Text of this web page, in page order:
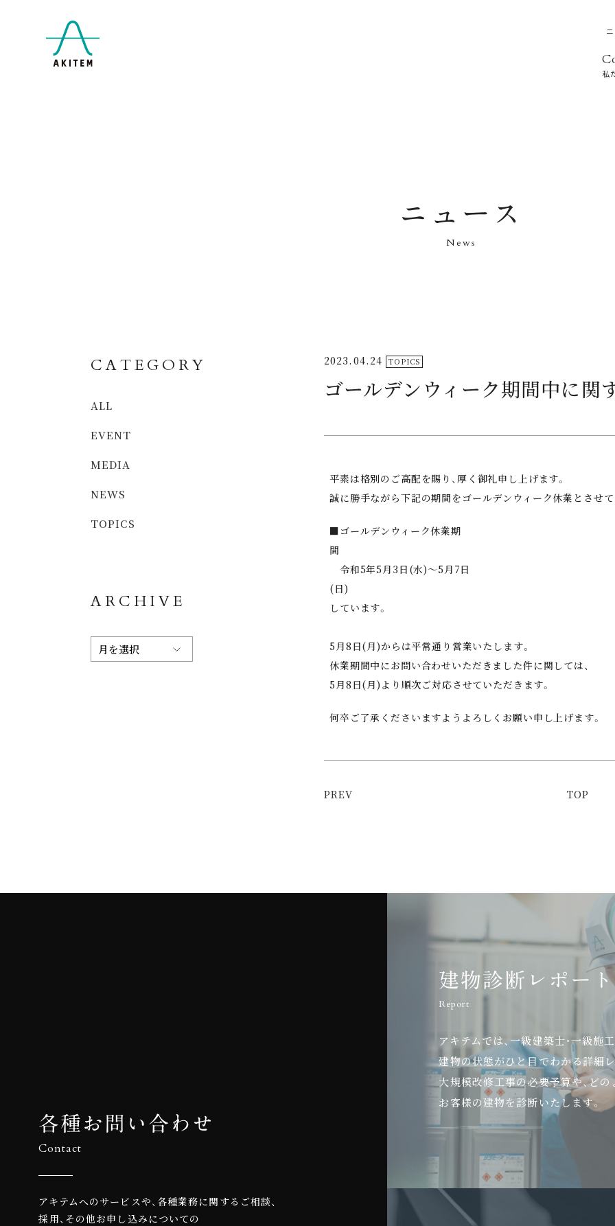
私
ニュース
News
CATEGORY
ALL
EVENT
MEDIA
NEWS
TOPICS
ARCHIVE
2023.04.24 TOPICS
ゴールデンウィーク期間中に関
平素は格別のご高配を賜り、厚く御礼申し上げます。
誠に勝手ながら下記の期間をゴールデンウィーク休
■ゴールデンウィーク休業期
令和5年5月3日(水)～5月7日
(日) ※暦通りの
していま
5月8日(月)からは平常通り営業いたします。
休業期間中にお問い合わせいただきました件に関しては、
5月8日(月)より順次ご対応させていただきます。
何卒ご了承くださいますようよろしくお願い申し上げます。
PREV TOP
各種お問い合わせ
Contact
アキテムへのサービスや、各種業務に関するご相談、
採用、その他お申し込みについての
建物診断レポート
Report
アキテムでは、一級建築士・一級
建物の状態がひと目でわかる詳細
大規模改修工事の必要予算や、ど
お客様の建物を診断いたします。